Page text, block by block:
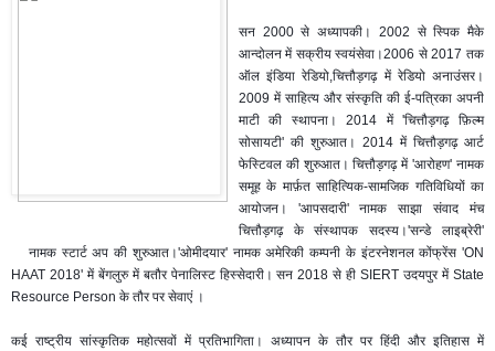
सन 2000 से अध्यापकी। 2002 से स्पिक मैके
आन्दोलन में सक्रीय स्वयंसेवा।2006 से 2017 तक
ऑल इंडिया रेडियो,चित्तौड़गढ़ में रेडियो अनाउंसर ।
2009 में साहित्य और संस्कृति की ई-पत्रिका अपनी
माटी की स्थापना। 2014 में 'चित्तौड़गढ़ फ़िल्म
सोसायटी' की शुरुआत। 2014 में चित्तौड़गढ़ आर्ट
फेस्टिवल की शुरुआत। चित्तौड़गढ़ में 'आरोहण' नामक
समूह के मार्फ़त साहित्यिक-सामजिक गतिविधियों का
आयोजन। 'आपसदारी' नामक साझा संवाद मंच
चित्तौड़गढ़ के संस्थापक सदस्य।'सन्डे लाइब्रेरी'
नामक स्टार्ट अप की शुरुआत।'ओमीदयार' नामक अमेरिकी कम्पनी के इंटरनेशनल कोंफ्रेंस 'ON
HAAT 2018' में बेंगलुरु में बतौर पेनालिस्ट हिस्सेदारी। सन 2018 से ही SIERT उदयपुर में State
Resource Person के तौर पर सेवाएं ।
कई राष्ट्रीय सांस्कृतिक महोत्सवों में प्रतिभागिता। अध्यापन के तौर पर हिंदी और इतिहास में